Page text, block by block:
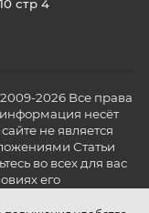
стр 4
2026 Все права
несёт
не является
Статьи
во всех для вас
его